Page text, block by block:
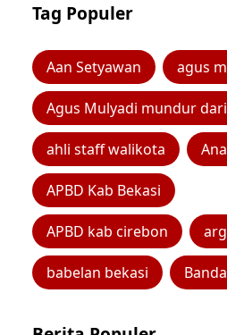
Tag Populer
Aan Setyawan agus
Agus Mulyadi mundur dari
ahli staff walikota
APBD Kab Bekasi
APBD kab cirebon
babelan bekasi